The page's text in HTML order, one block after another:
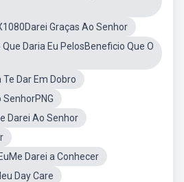
Graças Ao Senhor
Daria Eu PelosBeneficio Que O
Te Dar Em Dobro
SenhorPNG
Darei Ao Senhor
Darei a Conhecer
Day Care